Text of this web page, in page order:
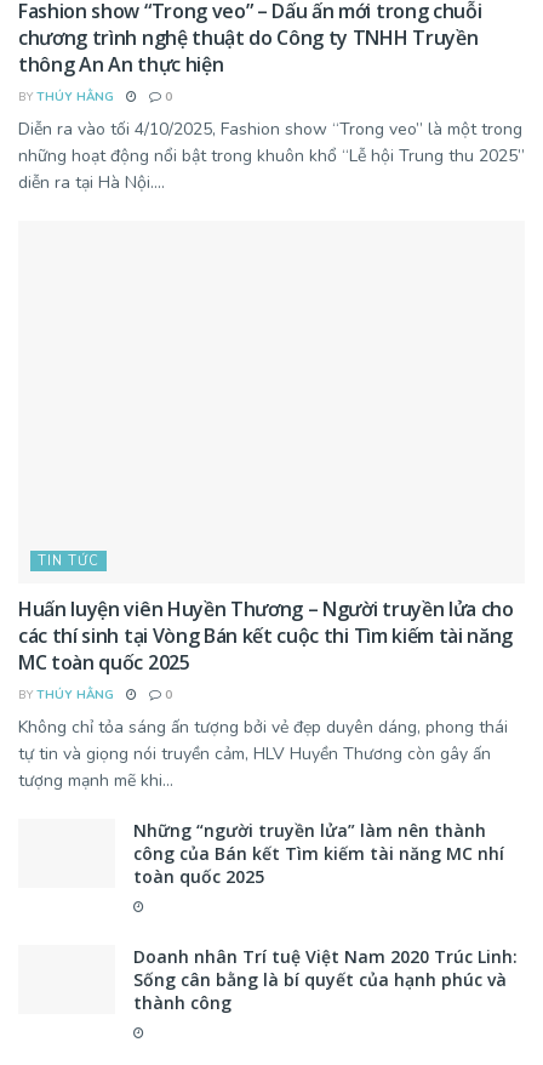
Fashion show “Trong veo” – Dấu ấn mới trong chuỗi
chương trình nghệ thuật do Công ty TNHH Truyền
thông An An thực hiện
BY THÚY HẰNG 0
Diễn ra vào tối 4/10/2025, Fashion show “Trong veo” là một trong
những hoạt động nổi bật trong khuôn khổ “Lễ hội Trung thu 2025”
diễn ra tại Hà Nội....
TIN TỨC
Huấn luyện viên Huyền Thương – Người truyền lửa cho
các thí sinh tại Vòng Bán kết cuộc thi Tìm kiếm tài năng
MC toàn quốc 2025
BY THÚY HẰNG 0
Không chỉ tỏa sáng ấn tượng bởi vẻ đẹp duyên dáng, phong thái
tự tin và giọng nói truyền cảm, HLV Huyền Thương còn gây ấn
tượng mạnh mẽ khi...
Những “người truyền lửa” làm nên thành
công của Bán kết Tìm kiếm tài năng MC nhí
toàn quốc 2025
Doanh nhân Trí tuệ Việt Nam 2020 Trúc Linh:
Sống cân bằng là bí quyết của hạnh phúc và
thành công